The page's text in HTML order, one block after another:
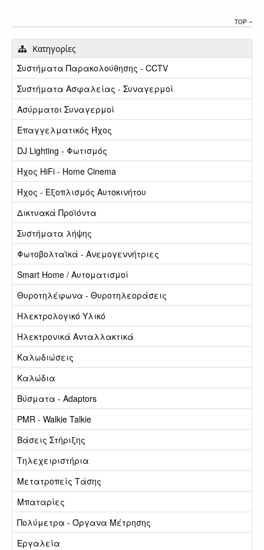
TOP
Κατηγορίες
Συστήματα Παρακολούθησης - CCTV
Συστήματα Ασφαλείας - Συναγερμοί
Ασύρματοι Συναγερμοί
Επαγγελματικός Ήχος
DJ Lighting - Φωτισμός
Ήχος HiFi - Home Cinema
Ήχος - Εξοπλισμός Αυτοκινήτου
Δικτυακά Προϊόντα
Συστήματα λήψης
Φωτοβολταϊκά - Ανεμογεννήτριες
Smart Home / Αυτοματισμοί
Θυροτηλέφωνα - Θυροτηλεοράσεις
Ηλεκτρολογικό Υλικό
Ηλεκτρονικά Ανταλλακτικά
Καλωδιώσεις
Καλώδια
Βύσματα - Adaptors
PMR - Walkie Talkie
Βάσεις Στήριξης
Τηλεχειριστήρια
Μετατροπείς Τάσης
Μπαταρίες
Πολύμετρα - Όργανα Μέτρησης
Εργαλεία